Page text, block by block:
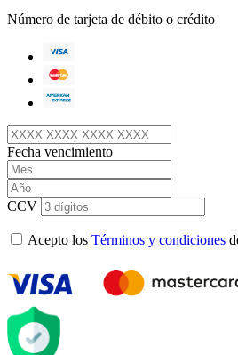
Número de tarjeta de débito o crédito
Fecha vencimiento
CCV
Acepto los Términos y condiciones